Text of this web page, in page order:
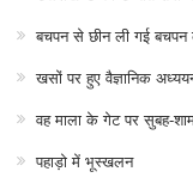
बचपन से छीन ली गई बचपन
खसों पर हुए वैज्ञानिक
वह माला के गेट पर सुबह-
पहाड़ो में भूस्खलन